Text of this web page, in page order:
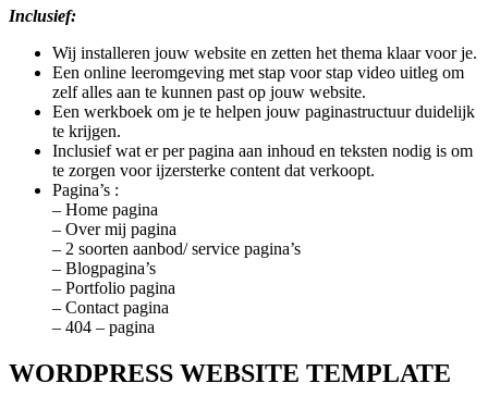
Inclusief:
Wij installeren jouw website en zetten het thema klaar voor je.
Een online leeromgeving met stap voor stap video uitleg om
zelf alles aan te kunnen past op jouw website.
Een werkboek om je te helpen jouw paginastructuur duidelijk
te krijgen.
Inclusief wat er per pagina aan inhoud en teksten nodig is om
te zorgen voor ijzersterke content dat verkoopt.
Pagina’s :
– Home pagina
– Over mij pagina
– 2 soorten aanbod/ service pagina’s
– Blogpagina’s
– Portfolio pagina
– Contact pagina
– 404 – pagina
WORDPRESS WEBSITE TEMPLATE